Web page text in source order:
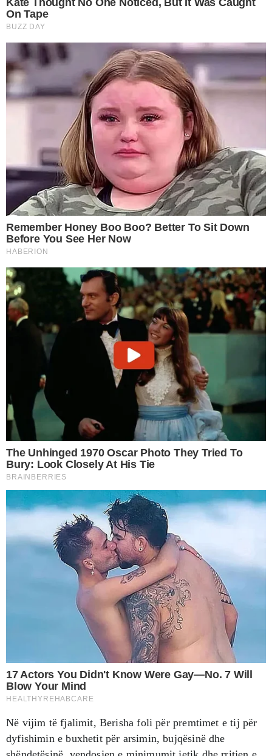
Në vijim të fjalimit, Berisha foli për premtimet e tij për
dyfishimin e buxhetit për arsimin, bujqësinë dhe